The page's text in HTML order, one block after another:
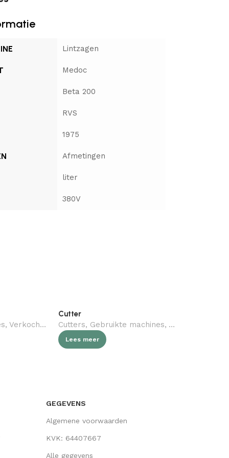
Lintzagen
Medoc
Beta 200
RVS
1975
Afmetingen
liter
380V
, Verkocht (gebruikt) , Slagerij
Cutter
Cutters, Gebruikte machines, Verkocht
Lees meer
GEGEVENS
Algemene voorwaarden
KVK: 64407667
Alle gegevens